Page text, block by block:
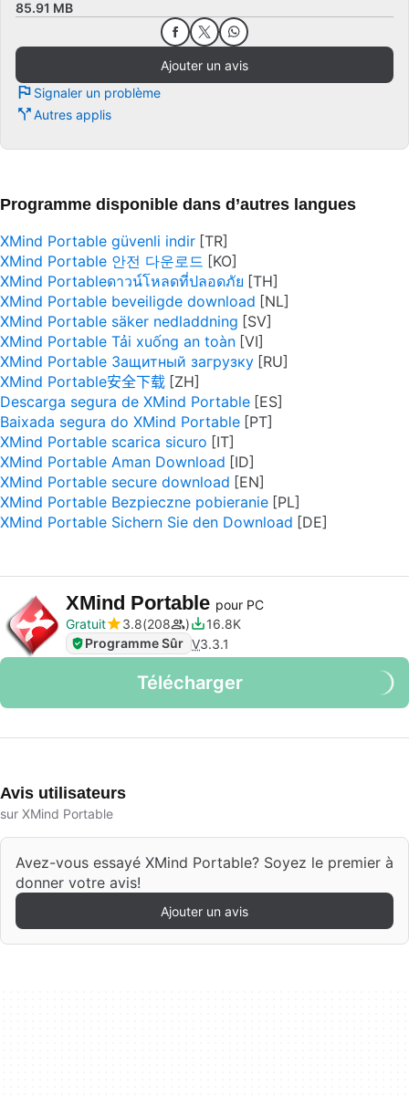
85.91 MB
Ajouter un avis
Signaler un problème
Autres applis
Programme disponible dans d’autres langues
XMind Portable güvenli indir
XMind Portable 안전 다운로드
XMind Portableดาวน์โหลดที่ปลอดภัย
XMind Portable beveiligde download
XMind Portable säker nedladdning
XMind Portable Tải xuống an toàn
XMind Portable Защитный загрузку
XMind Portable安全下载
Descarga segura de XMind Portable
Baixada segura do XMind Portable
XMind Portable scarica sicuro
XMind Portable Aman Download
XMind Portable secure download
XMind Portable Bezpieczne pobieranie
XMind Portable Sichern Sie den Download
XMind Portable pour PC
Gratuit
3.8 208
16.8K
Programme Sûr V3.3.1
Télécharger
Avis utilisateurs
sur XMind Portable
Avez-vous essayé XMind Portable? Soyez le premier à
donner votre avis!
Ajouter un avis